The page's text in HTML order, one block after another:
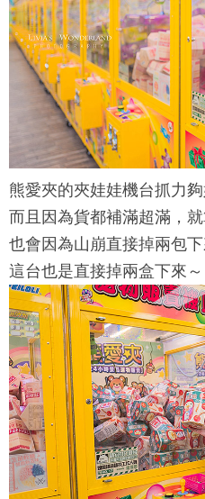
熊愛夾的夾娃娃機台抓力
而且因為貨都補滿超滿，
也會因為山崩直接掉兩包下
這台也是直接掉兩盒下來～